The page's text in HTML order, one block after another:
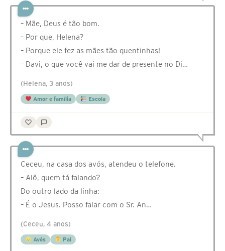
– Mãe, Deus é tão bom.
– Por que, Helena?
– Porque ele fez as mães tão quentinhas!
– Davi, o que você vai me dar de presente no Di…
(Helena, 3 anos)
Amor e família Escola
Ceceu, na casa dos avós, atendeu o telefone.
– Alô, quem tá falando?
Do outro lado da linha:
– É o Jesus. Posso falar com o Sr. An…
(Ceceu, 4 anos)
Avós Pai